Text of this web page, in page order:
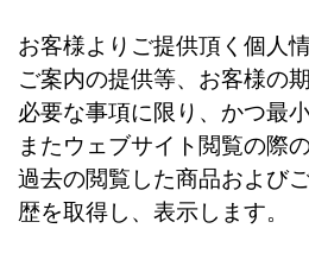
お客様よりご提供頂く個人
ご案内の提供等、お客様の
必要な事項に限り、かつ最
またウェブサイト閲覧の際
過去の閲覧した商品および
歴を取得し、表示します。